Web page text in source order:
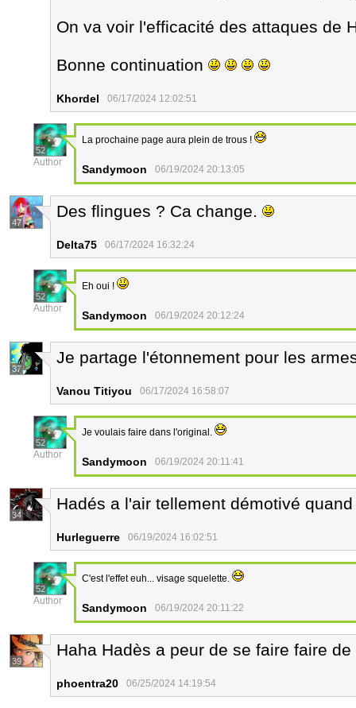
On va voir l'efficacité des attaques de
Bonne continuation
Khordel 06/17/2024 12:02:51
52
Author
La prochaine page aura plein de trous !
Sandymoon 06/19/2024 20:13:05
47
Des flingues ? Ca change.
Delta75 06/17/2024 16:32:24
52
Author
Eh oui !
Sandymoon 06/19/2024 20:12:24
37
Je partage l'étonnement pour les
Vanou Titiyou 06/17/2024 16:58:07
52
Author
Je voulais faire dans l'original.
Sandymoon 06/19/2024 20:11:41
34
Hadés a l'air tellement démotivé
Hurleguerre 06/19/2024 16:02:51
52
Author
C'est l'effet euh... visage squelette.
Sandymoon 06/19/2024 20:11:22
39
Haha Hadès a peur de se faire faire
phoentra20 06/25/2024 14:19:54